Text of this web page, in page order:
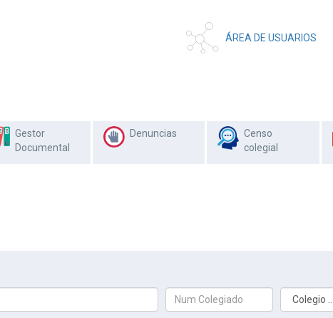
ÁREA DE USUARIOS
Gestor
Documental
Denuncias
Censo
colegial